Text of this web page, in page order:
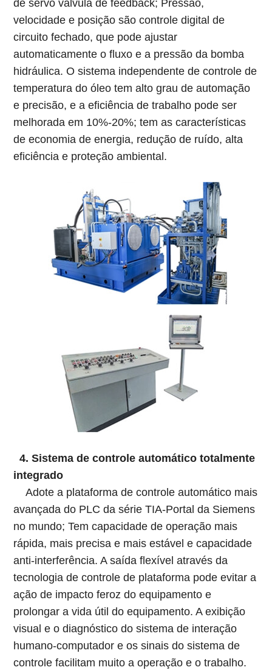
de servo válvula de feedback; Pressão,
velocidade e posição são controle digital de
circuito fechado, que pode ajustar
automaticamente o fluxo e a pressão da bomba
hidráulica. O sistema independente de controle de
temperatura do óleo tem alto grau de automação
e precisão, e a eficiência de trabalho pode ser
melhorada em 10%-20%; tem as características
de economia de energia, redução de ruído, alta
eficiência e proteção ambiental.
4. Sistema de controle automático totalmente
integrado
Adote a plataforma de controle automático mais
avançada do PLC da série TIA-Portal da Siemens
no mundo; Tem capacidade de operação mais
rápida, mais precisa e mais estável e capacidade
anti-interferência. A saída flexível através da
tecnologia de controle de plataforma pode evitar a
ação de impacto feroz do equipamento e
prolongar a vida útil do equipamento. A exibição
visual e o diagnóstico do sistema de interação
humano-computador e os sinais do sistema de
controle facilitam muito a operação e o trabalho.